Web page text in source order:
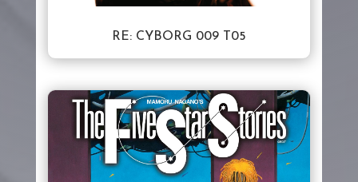
RE: CYBORG 009 T05